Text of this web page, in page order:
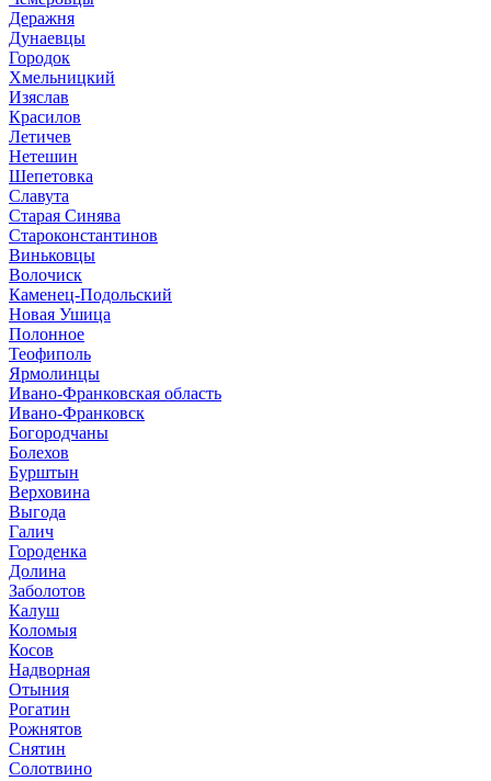
Деражня
Дунаевцы
Городок
Хмельницкий
Изяслав
Красилов
Летичев
Нетешин
Шепетовка
Славута
Старая Синява
Староконстантинов
Виньковцы
Волочиск
Каменец-Подольский
Новая Ушица
Полонное
Теофиполь
Ярмолинцы
Ивано-Франковская область
Ивано-Франковск
Богородчаны
Болехов
Бурштын
Верховина
Выгода
Галич
Городенка
Долина
Заболотов
Калуш
Коломыя
Косов
Надворная
Отыния
Рогатин
Рожнятов
Снятин
Солотвино